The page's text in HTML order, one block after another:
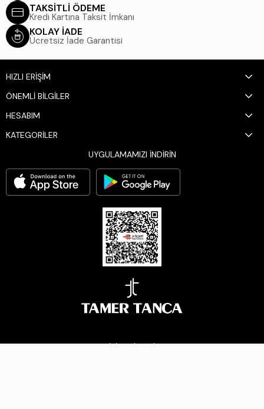
TAKSİTLİ ÖDEME
Kredi Kartına Taksit İmkanı
KOLAY İADE
Ücretsiz İade Garantisi
HIZLI ERİŞİM
ÖNEMLİ BİLGİLER
HESABIM
KATEGORİLER
UYGULAMAMIZI İNDİRİN
BİZİ TAKİP EDİN